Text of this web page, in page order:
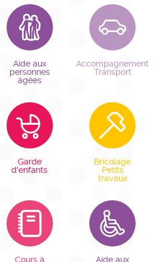
Aide aux
personnes
âgées
Accompagnement
Transport
Garde
d'enfants
Bricolage
Petits
travaux
Cours à
Aide aux